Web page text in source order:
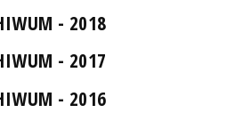
- 2018
- 2017
- 2016